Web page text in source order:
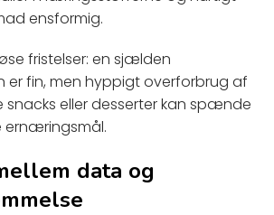
ensformig.
fristelser: en sjælden
er fin, men hyppigt overforbrug af
snacks eller desserter kan spænde
ernæringsmål.
data og